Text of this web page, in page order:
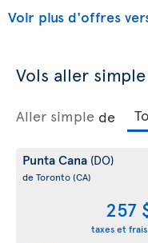
Voir plus d'offres
Vols aller
Aller simple de
Punta Cana (DO)
de Toronto(CA)
257
taxes et